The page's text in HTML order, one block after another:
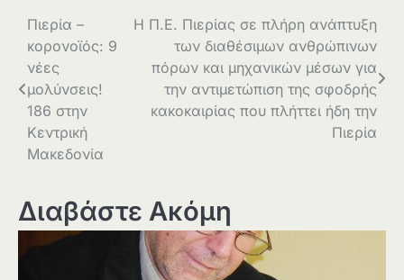
Πλοήγηση
άρθρων
Πιερία –
κορονοϊός: 9
νέες
μολύνσεις!
186 στην
Κεντρική
Μακεδονία
Η Π.Ε. Πιερίας σε πλήρη ανάπτυξη
των διαθέσιμων ανθρώπινων
πόρων και μηχανικών μέσων για
την αντιμετώπιση της σφοδρής
κακοκαιρίας που πλήττει ήδη την
Πιερία
Διαβάστε Ακόμη